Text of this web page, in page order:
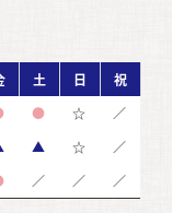
土 日 祝
● ☆ ／
▲ ☆ ／
／ ／ ／